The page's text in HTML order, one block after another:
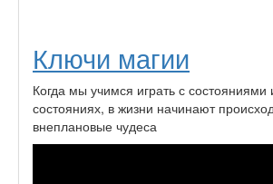
Ключи магии
Когда мы учимся играть с состояниями
состояниях, в жизни начинают
внеплановые чудеса